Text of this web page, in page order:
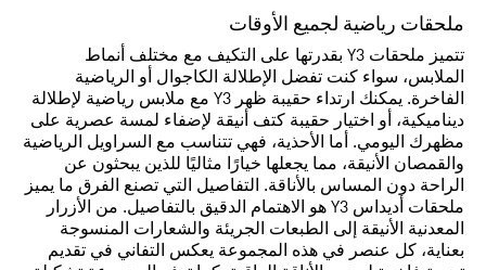
ملحقات رياضية لجميع الأوقات
تتميز ملحقات Y3 بقدرتها على التكيف مع مختلف أنماط
الملابس، سواء كنت تفضل الإطلالة الكاجوال أو الرياضية
الفاخرة. يمكنك ارتداء حقيبة ظهر Y3 مع ملابس رياضية لإطلالة
ديناميكية، أو اختيار حقيبة كتف أنيقة لإضفاء لمسة عصرية على
مظهرك اليومي. أما الأحذية، فهي تتناسب مع السراويل الرياضية
والقمصان الأنيقة، مما يجعلها خيارًا مثاليًا للذين يبحثون عن
الراحة دون المساس بالأناقة. التفاصيل التي تصنع الفرق ما يميز
ملحقات أديداس Y3 هو الاهتمام الدقيق بالتفاصيل. من الأزرار
المعدنية الأنيقة إلى الطبعات الجريئة والشعارات المنسوجة
بعناية، كل عنصر في هذه المجموعة يعكس التفاني في تقديم